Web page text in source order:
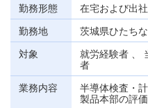
勤務形態
在宅および出
勤務地
茨城県ひたち
対象
就労経験者 、
者
業務内容
半導体検査・
製品本部の評